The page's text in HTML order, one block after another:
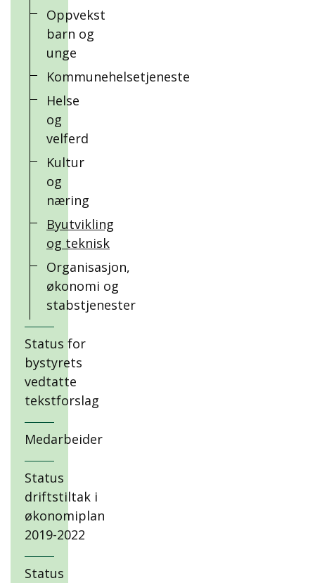
Oppvekst
barn og
unge
Kommunehelsetjeneste
Helse
og
velferd
Kultur
og
næring
Byutvikling
og teknisk
Organisasjon,
økonomi og
stabstjenester
Status for
bystyrets
vedtatte
tekstforslag
Medarbeider
Status
driftstiltak i
økonomiplan
2019-2022
Status